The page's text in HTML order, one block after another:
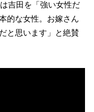
吉田を「強い女性だ
的な女性。お嫁さん
と思います」と絶賛